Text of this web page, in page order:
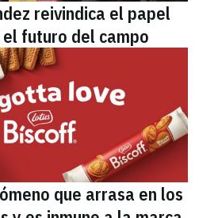
reivindica el papel
futuro del campo
que arrasa en los